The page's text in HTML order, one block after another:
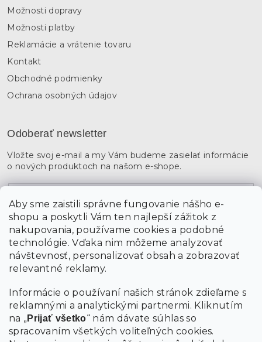
Aby sme zaistili správne fungovanie nášho e-
shopu a poskytli Vám ten najlepší zážitok z
nakupovania, používame cookies a podobné
technológie. Vďaka nim môžeme analyzovať
návštevnosť, personalizovať obsah a zobrazovať
relevantné reklamy.
Informácie o používaní našich stránok zdieľame s
reklamnými a analytickými partnermi. Kliknutím
na „Prijať všetko“ nám dávate súhlas so
spracovaním všetkých voliteľných cookies.
Možnosti dopravy
Možnosti platby
Reklamácie a vrátenie tovaru
Kontakt
Obchodné podmienky
Ochrana osobných údajov
Odoberať newsletter
Vložte svoj e-mail a my Vám budeme zasielať informácie
o nových produktoch na našom e-shope.
Vložením údajov súhlasíte s podmienkami ochrany
osobných údajov
PRIHLÁSIŤ SA